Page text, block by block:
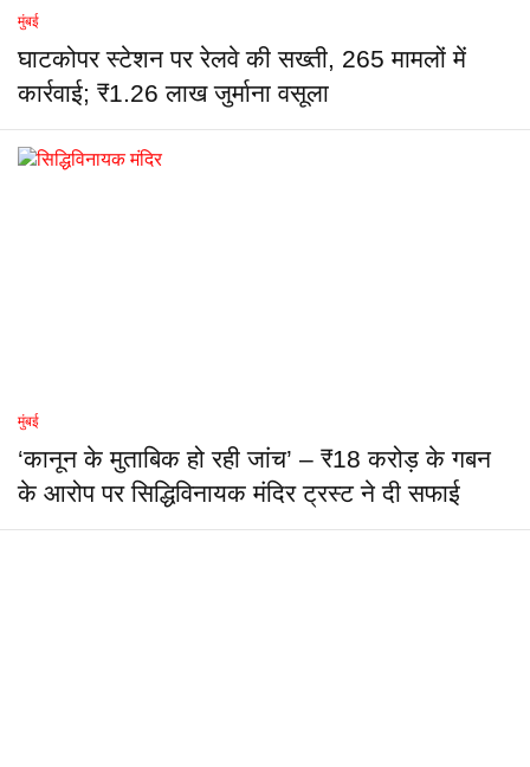
मुंबई
घाटकोपर स्टेशन पर रेलवे की सख्ती, 265 मामलों में
कार्रवाई; ₹1.26 लाख जुर्माना वसूला
मुंबई
‘कानून के मुताबिक हो रही जांच’ – ₹18 करोड़ के गबन
के आरोप पर सिद्धिविनायक मंदिर ट्रस्ट ने दी सफाई